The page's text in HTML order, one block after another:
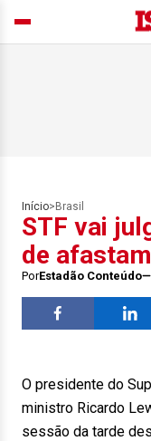
Início> Brasil
STF vai
de
PorEstadão Conteúdo
O presidente do
ministro Ricardo
sessão da tarde